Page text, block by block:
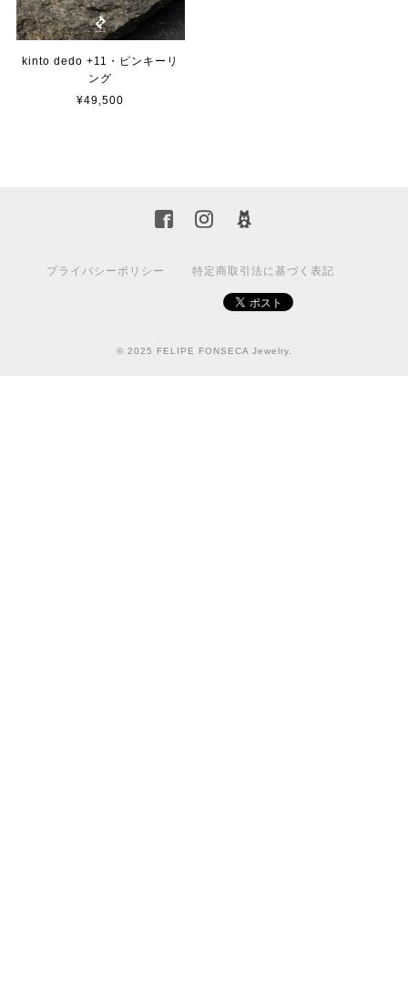
kinto dedo +11・ピンキーリ
ング
¥49,500
プライバシーポリシー 特定商取引法に基づく表記
© 2025 FELIPE FONSECA Jewelry.